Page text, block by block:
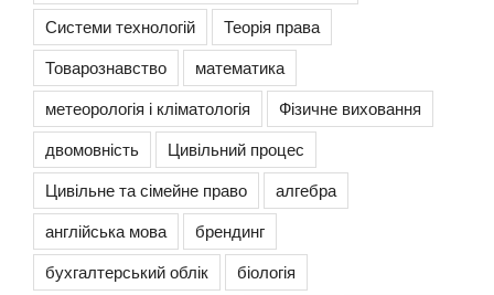
Системи технологій
Теорія права
Товарознавство
математика
метеорологія і кліматологія
Фізичне виховання
двомовність
Цивільний процес
Цивільне та сімейне право
алгебра
англійська мова
брендинг
бухгалтерський облік
біологія